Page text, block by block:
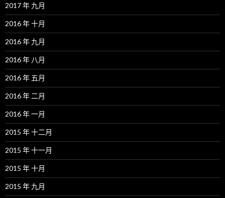
2017 年 九月
2016 年 十月
2016 年 九月
2016 年 八月
2016 年 五月
2016 年 二月
2016 年 一月
2015 年 十二月
2015 年 十一月
2015 年 十月
2015 年 九月